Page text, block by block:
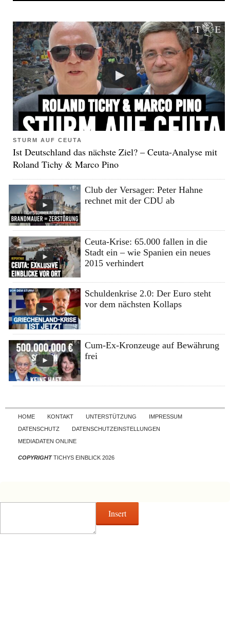
STURM AUF CEUTA
Ist Deutschland das nächste Ziel? – Ceuta-Analyse mit
Roland Tichy & Marco Pino
Club der Versager: Peter Hahne
rechnet mit der CDU ab
Ceuta-Krise: 65.000 fallen in die
Stadt ein – wie Spanien ein neues
2015 verhindert
Schuldenkrise 2.0: Der Euro steht
vor dem nächsten Kollaps
Cum-Ex-Kronzeuge auf Bewährung
frei
Skip to content
HOME KONTAKT UNTERSTÜTZUNG
IMPRESSUM
DATENSCHUTZ
DATENSCHUTZEINSTELLUNGEN
MEDIADATEN ONLINE
COPYRIGHTTICHYS EINBLICK 2026
Insert